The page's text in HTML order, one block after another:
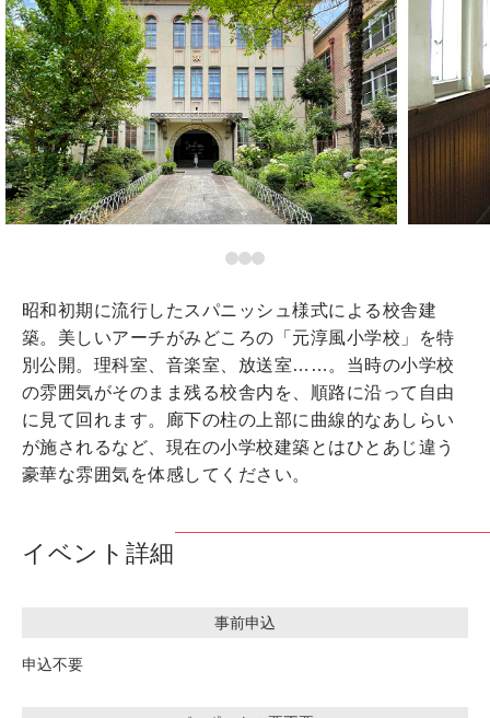
昭和初期に流行したスパニッシュ様式による校舎建
築。美しいアーチがみどころの「元淳風小学校」を特
別公開。理科室、音楽室、放送室……。当時の小学校
の雰囲気がそのまま残る校舎内を、順路に沿って自由
に見て回れます。廊下の柱の上部に曲線的なあしらい
が施されるなど、現在の小学校建築とはひとあじ違う
豪華な雰囲気を体感してください。
イベント詳細
事前申込
申込不要